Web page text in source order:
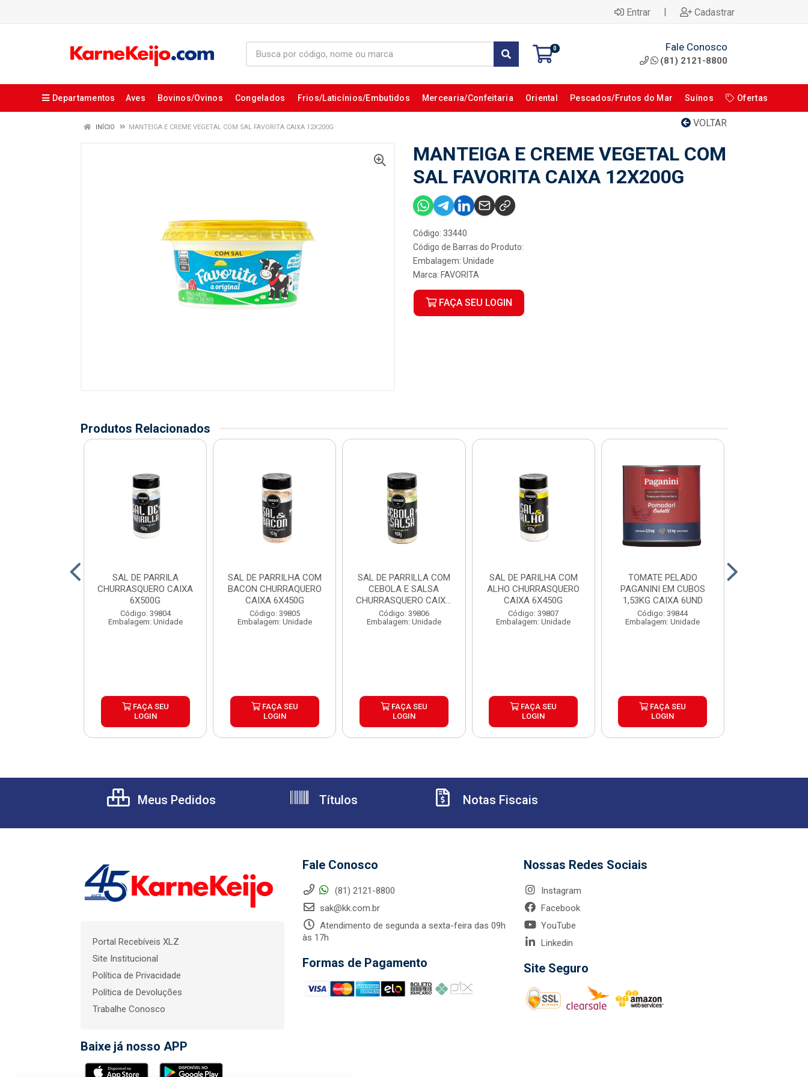
Entrar | Cadastrar
0 Fale Conosco
(81) 2121-8800
Departamentos Aves Bovinos/Ovinos Congelados Frios/Laticínios/Embutidos Mercearia/Confeitaria Oriental Pescados/Frutos do Mar Suínos Ofertas
VOLTAR
INÍCIO MANTEIGA E CREME VEGETAL COM SAL FAVORITA CAIXA 12X200G
MANTEIGA E CREME VEGETAL COM
SAL FAVORITA CAIXA 12X200G
Código: 33440
Código de Barras do Produto:
Embalagem: Unidade
Marca: FAVORITA
FAÇA SEU LOGIN
Produtos Relacionados
SAL DE PARRILA
CHURRASQUERO CAIXA
6X500G
Código: 39804
Embalagem: Unidade
FAÇA SEU
LOGIN
SAL DE PARRILHA COM
BACON CHURRAQUERO
CAIXA 6X450G
Código: 39805
Embalagem: Unidade
FAÇA SEU
LOGIN
SAL DE PARRILLA COM
CEBOLA E SALSA
CHURRASQUERO CAIXA
6X450G
Código: 39806
Embalagem: Unidade
FAÇA SEU
LOGIN
SAL DE PARILHA COM
ALHO CHURRASQUERO
CAIXA 6X450G
Código: 39807
Embalagem: Unidade
FAÇA SEU
LOGIN
TOMATE PELADO
PAGANINI EM CUBOS
1,53KG CAIXA 6UND
Código: 39844
Embalagem: Unidade
FAÇA SEU
LOGIN
Meus Pedidos Títulos Notas Fiscais
Portal Recebíveis XLZ
Site Institucional
Política de Privacidade
Política de Devoluções
Trabalhe Conosco
Baixe já nosso APP
Fale Conosco
(81) 2121-8800
sak@kk.com.br
Atendimento de segunda a sexta-feira das 09h
às 17h
Formas de Pagamento
Nossas Redes Sociais
Instagram
Facebook
YouTube
Linkedin
Site Seguro